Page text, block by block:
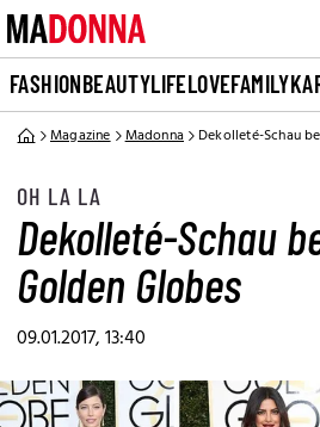
FASHIONBEAUTYLIFELOVEFAMILY
Magazine Madonna Dekolleté-Schau
OH LA LA
Dekolleté-Schau
Golden Globes
09.01.2017, 13:40